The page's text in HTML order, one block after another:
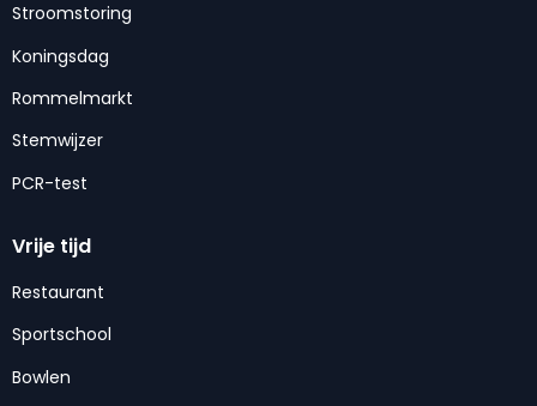
Stroomstoring
Koningsdag
Rommelmarkt
Stemwijzer
PCR-test
Vrije tijd
Restaurant
Sportschool
Bowlen